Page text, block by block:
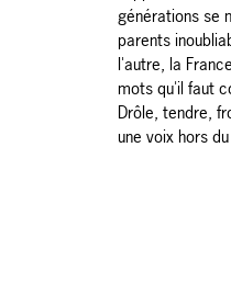
générations se
parents
l'autre, la
mots qu'il faut
Drôle, tendre,
une voix hors